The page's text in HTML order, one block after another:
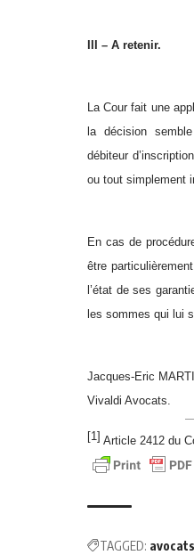
III – A retenir.
La Cour fait une
la décision
débiteur
ou tout simplement
En cas de
être
l’état de ses
les sommes qui lui
Jacques-Eric
Vivaldi Avocats.
[1] Article 2412 du
TAGGED: avocats